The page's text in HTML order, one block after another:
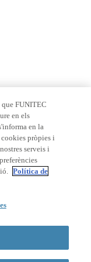
Avís legal
que FUNITEC
en els
en la
pròpies i
serveis i
Política de